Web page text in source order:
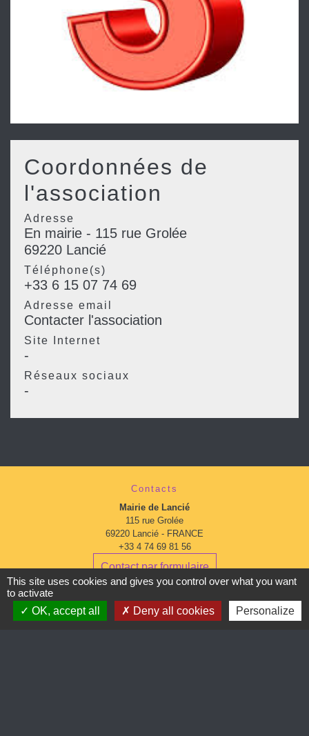
Coordonnées de
l'association
Adresse
En mairie - 115 rue Grolée
69220 Lancié
Téléphone(s)
+33 6 15 07 74 69
Adresse email
Contacter l'association
Site Internet
-
Réseaux sociaux
-
Contacts
Mairie de Lancié
115 rue Grolée
69220 Lancié - FRANCE
+33 4 74 69 81 56
Contact par formulaire
Horaires d'ouverture:
Du lundi au mardi : 9:00 à 12:00 - 13:00 à 16:30
This site uses cookies and gives you control over what you want
to activate
OK, accept all
Deny all cookies Personalize